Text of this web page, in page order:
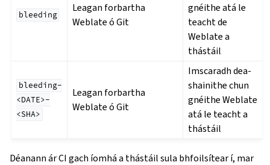
bleeding
Leagan forbartha
Weblate ó Git
gnéithe atá le
teacht de
Weblate a
thástáil
bleeding-
<DATE>-
<SHA>
Leagan forbartha
Weblate ó Git
Imscaradh dea-
shainithe chun
gnéithe Weblate
atá le teacht a
thástáil
Déanann ár CI gach íomhá a thástáil sula bhfoilsítear í, mar